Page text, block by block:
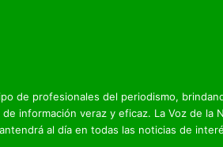
de profesionales del periodismo,
información veraz y eficaz. La Voz de la
al día en todas las noticias de